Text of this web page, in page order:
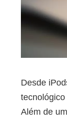
Desde
Além de